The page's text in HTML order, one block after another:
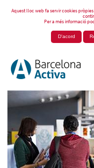
Aquest lloc web fa servir cookies
Per a més informació
D'acord